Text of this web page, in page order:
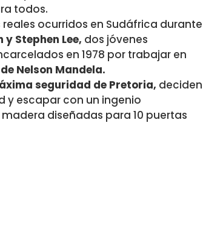
todos.
ocurridos en Sudáfrica durante
Stephen Lee, dos jóvenes
en 1978 por trabajar en
Nelson Mandela.
seguridad de Pretoria, deciden
y escapar con un ingenio
diseñadas para 10 puertas